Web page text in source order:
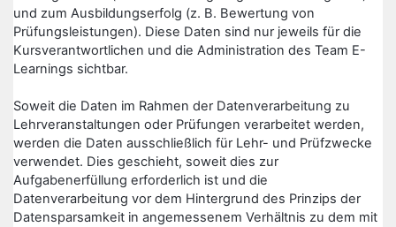
und zum Ausbildungserfolg (z. B. Bewertung von
Prüfungsleistungen). Diese Daten sind nur jeweils für die
Kursverantwortlichen und die Administration des Team E-
Learnings sichtbar.
Soweit die Daten im Rahmen der Datenverarbeitung zu
Lehrveranstaltungen oder Prüfungen verarbeitet werden,
werden die Daten ausschließlich für Lehr- und Prüfzwecke
verwendet. Dies geschieht, soweit dies zur
Aufgabenerfüllung erforderlich ist und die
Datenverarbeitung vor dem Hintergrund des Prinzips der
Datensparsamkeit in angemessenem Verhältnis zu dem mit